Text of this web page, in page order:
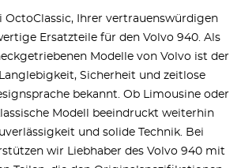
Ihrer vertrauenswürdigen
Ersatzteile für den Volvo 940. Als
Modelle von Volvo ist der
Sicherheit und zeitlose
bekannt. Ob Limousine oder
Modell beeindruckt weiterhin
und solide Technik. Bei
wir Liebhaber des Volvo 940 mit